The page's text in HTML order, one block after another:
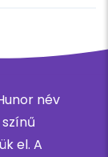
név
el. A